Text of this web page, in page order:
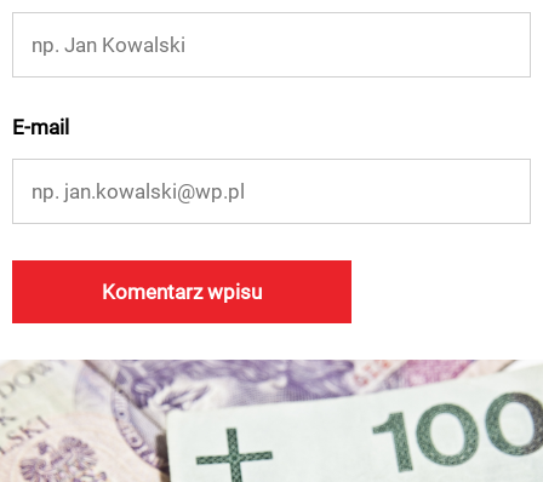
E-mail